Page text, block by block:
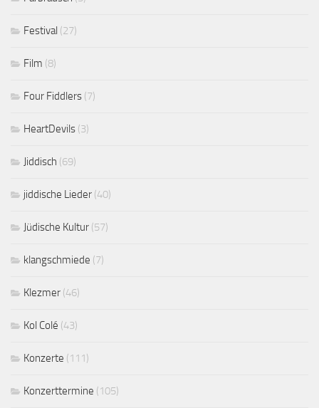
Festival (27)
Film (8)
Four Fiddlers (7)
HeartDevils (3)
Jiddisch (69)
jiddische Lieder (40)
Jüdische Kultur (57)
klangschmiede (7)
Klezmer (46)
Kol Colé (43)
Konzerte (111)
Konzerttermine (105)